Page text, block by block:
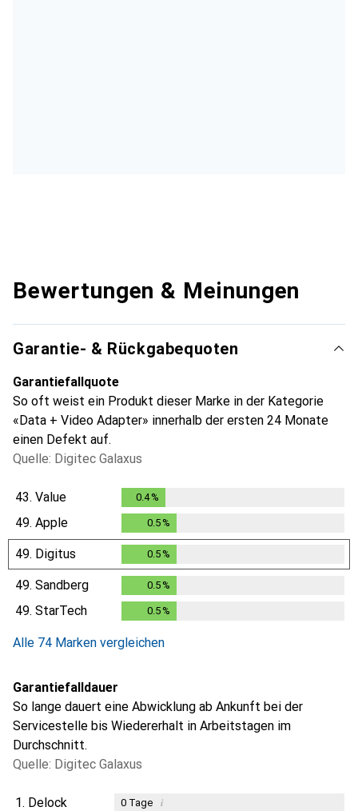
Bewertungen & Meinungen
Garantie- & Rückgabequoten
Garantiefallquote
So oft weist ein Produkt dieser Marke in der Kategorie
«Data + Video Adapter» innerhalb der ersten 24 Monate
einen Defekt auf.
Quelle: Digitec Galaxus
43. Value 0.4%
49. Apple 0.5 %
49. Digitus 0.5 %
49. Sandberg 0.5 %
49. StarTech 0.5 %
Alle 74 Marken vergleichen
Garantiefalldauer
So lange dauert eine Abwicklung ab Ankunft bei der
Servicestelle bis Wiedererhalt in Arbeitstagen im
Durchschnitt.
Quelle: Digitec Galaxus
1. Delock 0Tage i